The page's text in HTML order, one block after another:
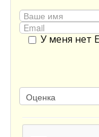
У меня нет